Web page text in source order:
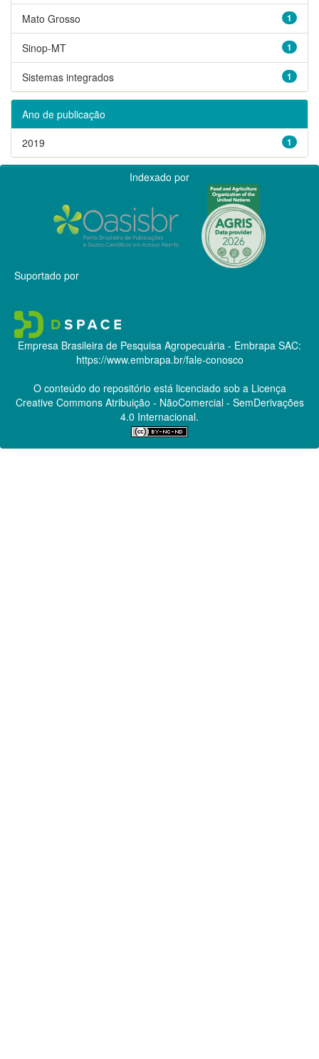
1
Mato Grosso
1
Sinop-MT
1
Sistemas integrados
Ano de publicação
1
2019
Indexado por
Suportado por
Empresa Brasileira de Pesquisa Agropecuária - Embrapa SAC:
https://www.embrapa.br/fale-conosco
O conteúdo do repositório está licenciado sob a Licença
Creative CommonsAtribuição - NãoComercial - SemDerivações
4.0 Internacional.